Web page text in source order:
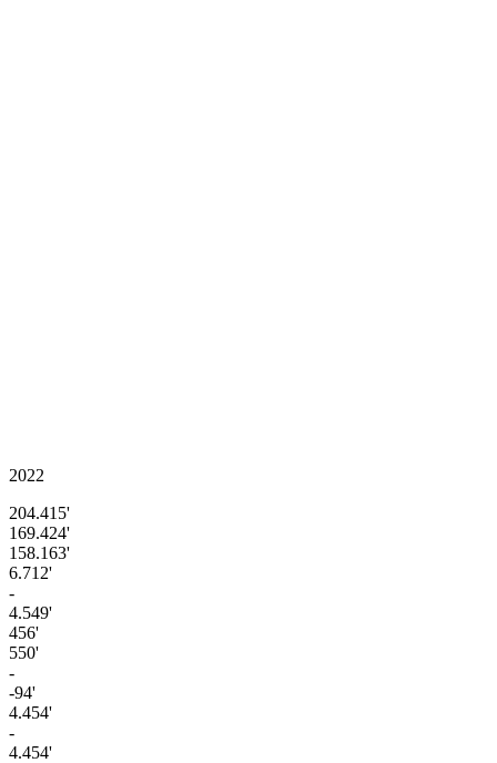
2022
204.415'
169.424'
158.163'
6.712'
-
4.549'
456'
550'
-
-94'
4.454'
-
4.454'